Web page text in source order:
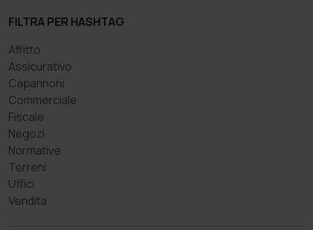
FILTRA PER HASHTAG
Affitto
Assicurativo
Capannoni
Commerciale
Fiscale
Negozi
Normative
Terreni
Uffici
Vendita